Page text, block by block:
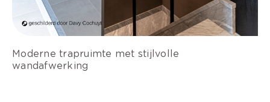
Moderne trapruimte met stijlvolle
wandafwerking